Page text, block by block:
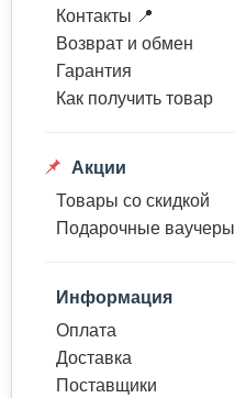
Контакты 📍
Возврат и обмен
Гарантия
Как получить товар
Акции
Товары со скидкой
Подарочные ваучеры
Информация
Оплата
Доставка
Поставщики